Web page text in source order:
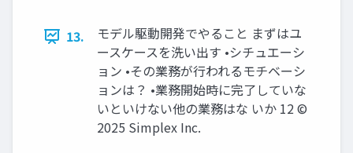
13.
モデル駆動開発でやること まずはユ
ースケースを洗い出す •シチュエーシ
ョン •その業務が行われるモチベーシ
ョンは？ •業務開始時に完了していな
いといけない他の業務はな いか 12 ©
2025 Simplex Inc.